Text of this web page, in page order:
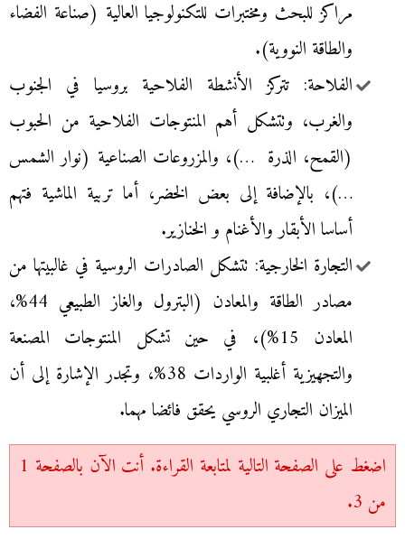
مراكز للبحث ومختبرات للتكنولوجيا العالية (صناعة الفضاء
والطاقة النووية).
الفلاحة: تتركز الأنشطة الفلاحية بروسيا في الجنوب
والغرب، وتتشكل أهم المنتوجات الفلاحية من الحبوب
(القمح، الذرة …)، والمزروعات الصناعية (نوار الشمس
…)، بالإضافة إلى بعض الخضر، أما تربية الماشية فتهم
أساسا الأبقار والأغنام و الخنازير.
التجارة الخارجية: تتشكل الصادرات الروسية في غالبيتها من
مصادر الطاقة والمعادن (البترول والغاز الطبيعي 44%،
المعادن 15%)، في حين تشكل المنتوجات المصنعة
والتجهيزية أغلبية الواردات 38%، وتجدر الإشارة إلى أن
الميزان التجاري الروسي يحقق فائضا مهما.
اضغط على الصفحة التالية لمتابعة القراءة. أنت الآن بالصفحة 1
من 3.